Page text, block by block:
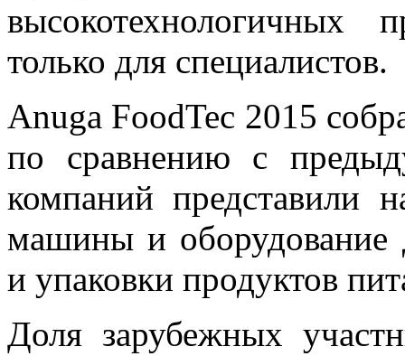
высокотехнологичных
только для специалистов.
Anuga FoodTec 2015
по сравнению с
компаний представили
машины и оборудование
и упаковки продуктов
Доля зарубежных